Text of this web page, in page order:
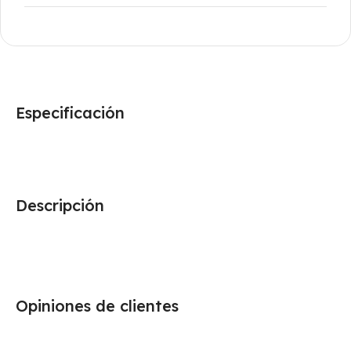
Descripción
Especificación
Opiniones de clientes